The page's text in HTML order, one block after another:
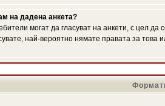
на дадена анкета?
могат да гласуват на анкети, с цел
най-вероятно нямате правата за това